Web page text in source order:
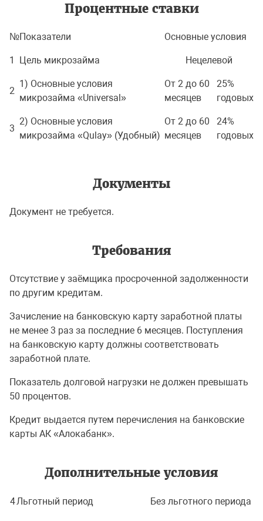
Процентные ставки
№Показатели Основные условия
1 Цель микрозайма Нецелевой
2
1) Основные условия
микрозайма «Universal»
От 2 до 60
месяцев
25%
годовых
3
2) Основные условия
микрозайма «Qulay» (Удобный)
От 2 до 60
месяцев
24%
годовых
Документы
Документ не требуется.
Требования
Отсутствие у заёмщика просроченной задолженности
по другим кредитам.
Зачисление на банковскую карту заработной платы
не менее 3 раз за последние 6 месяцев. Поступления
на банковскую карту должны соответствовать
заработной плате.
Показатель долговой нагрузки не должен превышать
50 процентов.
Кредит выдается путем перечисления на банковские
карты АК «Алокабанк».
Дополнительные условия
4Льготный период Без льготного периода